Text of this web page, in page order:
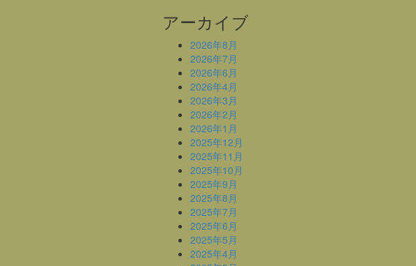
アーカイブ
2026年8月
2026年7月
2026年6月
2026年4月
2026年3月
2026年2月
2026年1月
2025年12月
2025年11月
2025年10月
2025年9月
2025年8月
2025年7月
2025年6月
2025年5月
2025年4月